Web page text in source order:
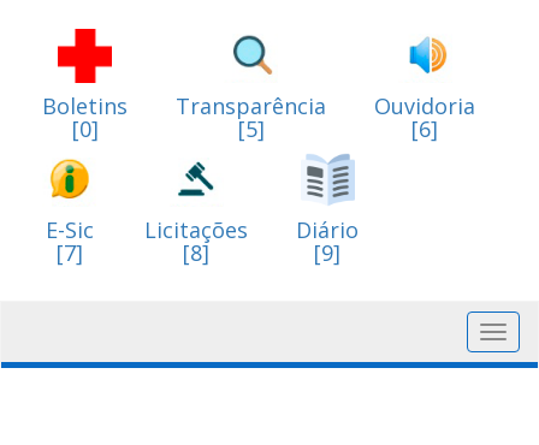
Boletins
[0]
Transparência
[5]
Ouvidoria
[6]
E-Sic
[7]
Licitações
[8]
Diário
[9]